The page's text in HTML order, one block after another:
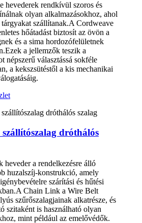
hevederek rendkívül szoros és
olyan alkalmazásokhoz, ahol
szállítanak.A Cordweave
hőátadást biztosít az övön a
és a sima hordozófelületnek
a jellemzők teszik a
népszerű választássá sokféle
a kekszsütéstől a kis mechanikai
szállítószalag dróthálós
heveder a rendelkezésre álló
huzalszíj-konstrukció, amely
szárítási és hűtési
Chain Link a Wire Belt
szűrőszalagjainak alkatrésze, és
szitaként is használható olyan
mint például az emelővédők.